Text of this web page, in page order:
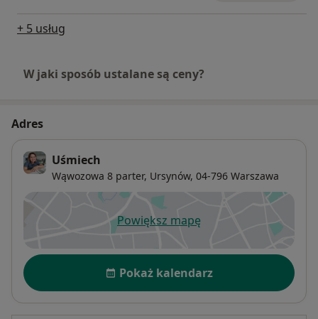
+ 5 usług
W jaki sposób ustalane są ceny?
Adres
Uśmiech
Wąwozowa 8 parter, Ursynów, 04-796 Warszawa
Powiększ mapęotwiera się w nowej karcie
Dostępność
Pokaż kalendarz